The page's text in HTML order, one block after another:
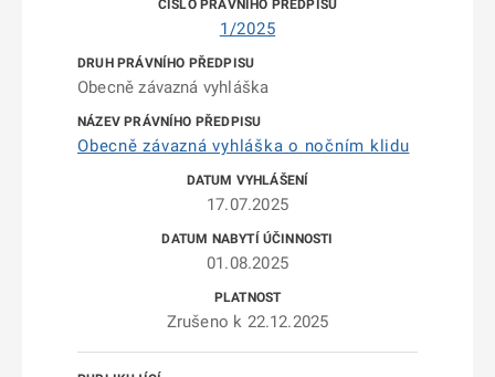
1/2025
Obecně závazná vyhláška
Obecně závazná vyhláška o nočním klidu
17.07.2025
01.08.2025
Zrušeno k 22.12.2025